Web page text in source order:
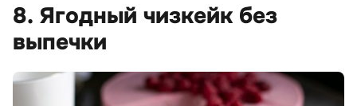
8. Ягодный чизкейк без
выпечки